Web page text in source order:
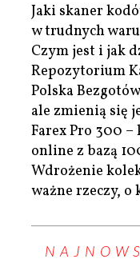
Jaki skaner
w trudnych
Czym jest i jak
Repozytorium
Polska
ale zmienią się
Farex Pro 300
online z bazą
Wdrożenie
ważne rzeczy,